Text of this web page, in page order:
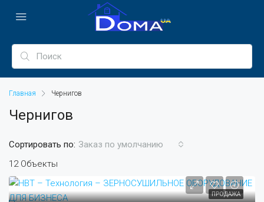
Главная Чернигов
Чернигов
12 Объекты
Сортировать по: Заказ по умолчанию
ПРОДАЖА